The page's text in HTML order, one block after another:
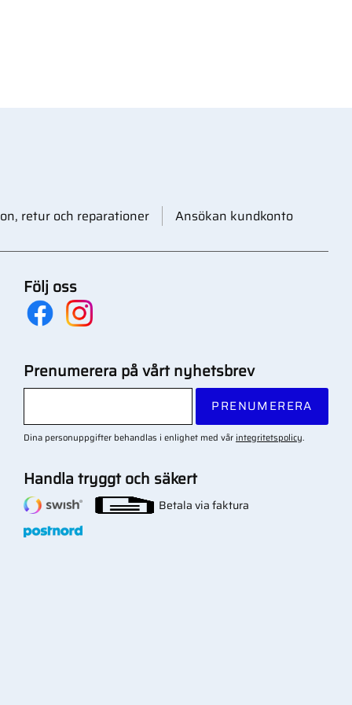
retur och reparationer Ansökan kundkonto
Följ oss
Prenumerera på vårt nyhetsbrev
PRENUMERERA
Dina personuppgifter behandlas i enlighet med vår integritetspolicy.
Handla tryggt och säkert
Betala via faktura